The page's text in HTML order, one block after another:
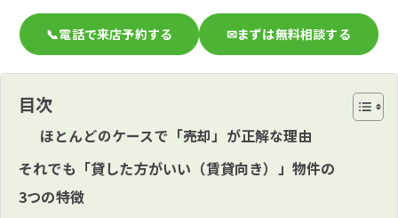
📞電話で来店予約する ✉まずは無料相談する
目次
ほとんどのケースで「売却」が正解な理由
それでも「貸した方がいい（賃貸向き）」物件の
3つの特徴